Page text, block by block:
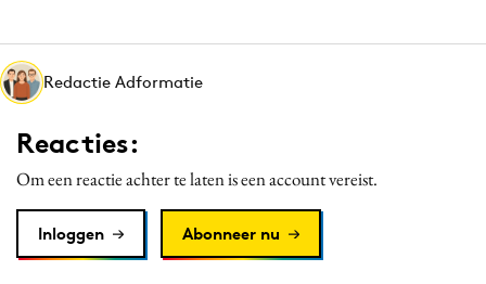
Media
PR
Programmatic
Purpose Marketing
Reputatie & crisis
Redactie Adformatie
Reacties:
Om een reactie achter te laten is een account vereist.
Inloggen Abonneer nu